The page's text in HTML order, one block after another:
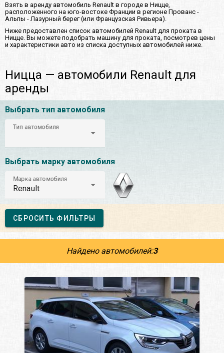
Взять в аренду автомобиль Renault в городе в Ницце,
расположенного на юго-востоке Франции в регионе Прованс -
Альпы - Лазурный берег (или Французская Ривьера).
Ниже предоставлен список автомобилей Renault для проката в
Ницце. Вы можете подобрать машину для проката, посмотрев цены
и характеристики авто из списка доступных автомобилей ниже.
Ницца — автомобили Renault для
аренды
Выбрать тип автомобиля
Тип автомобиля
Выбрать марку автомобиля
Марка автомобиля
Renault
СБРОСИТЬ ФИЛЬТРЫ
Найдено автомобилей:3